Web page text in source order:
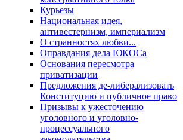
Курьезы
Национальная идея,
антивестернизм, империализм
О странностях любви...
Оправдания дела ЮКОСа
Основания пересмотра
приватизации
Предложения де-либерализовать
Конституцию и публичное право
Призывы к ужесточению
уголовного и уголовно-
процессуального